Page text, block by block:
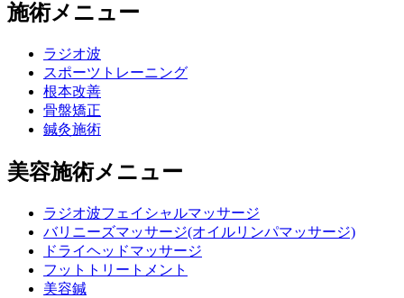
施術メニュー
ラジオ波
スポーツトレーニング
根本改善
骨盤矯正
鍼灸施術
美容施術メニュー
ラジオ波フェイシャルマッサージ
バリニーズマッサージ(オイルリンパマッサージ)
ドライヘッドマッサージ
フットトリートメント
美容鍼